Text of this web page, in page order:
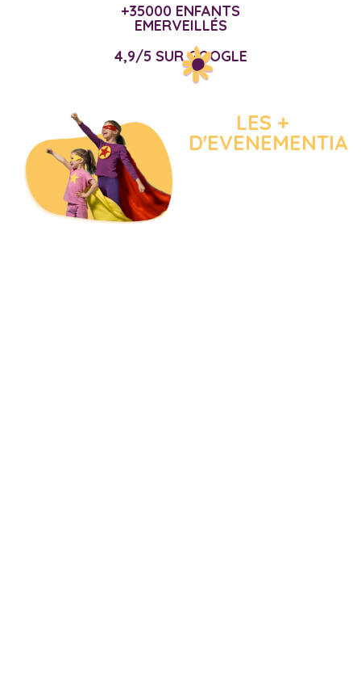
+35000 ENFANTS
EMERVEILLÉS
4,9/5 SUR GOOGLE
LES +
D'EVENEMENTIA